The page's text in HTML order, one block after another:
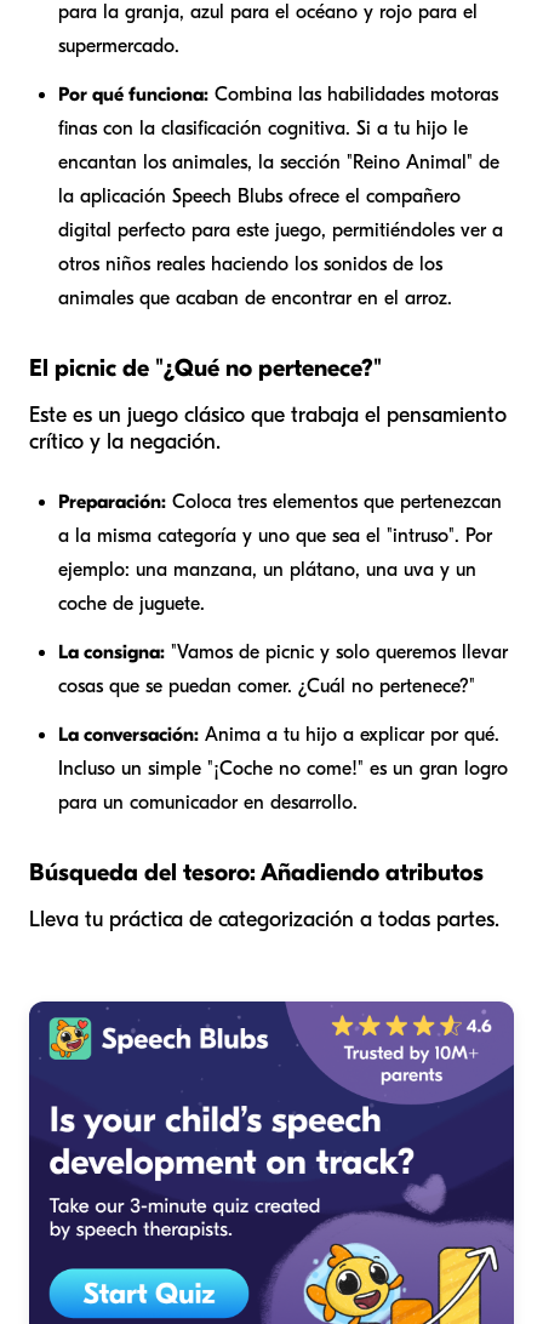
para la granja, azul para el océano y rojo para el
supermercado.
Por qué funciona: Combina las habilidades motoras
finas con la clasificación cognitiva. Si a tu hijo le
encantan los animales, la sección "Reino Animal" de
la aplicación Speech Blubs ofrece el compañero
digital perfecto para este juego, permitiéndoles ver a
otros niños reales haciendo los sonidos de los
animales que acaban de encontrar en el arroz.
El picnic de "¿Qué no pertenece?"
Este es un juego clásico que trabaja el pensamiento
crítico y la negación.
Preparación: Coloca tres elementos que pertenezcan
a la misma categoría y uno que sea el "intruso". Por
ejemplo: una manzana, un plátano, una uva y un
coche de juguete.
La consigna: "Vamos de picnic y solo queremos llevar
cosas que se puedan comer. ¿Cuál no pertenece?"
La conversación: Anima a tu hijo a explicar por qué.
Incluso un simple "¡Coche no come!" es un gran logro
para un comunicador en desarrollo.
Búsqueda del tesoro: Añadiendo atributos
Lleva tu práctica de categorización a todas partes.